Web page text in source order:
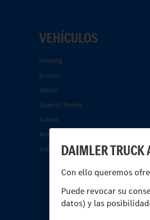
DAIMLER
Con ello queremos
Puede revocar su
datos) y las
VEHÍCULOS
Unimog
Econic
Zetros
Special Trucks
Actros
Arocs.
Atego.